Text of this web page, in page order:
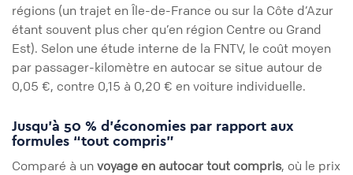
régions (un trajet en Île-de-France ou sur la Côte d’Azur
étant souvent plus cher qu’en région Centre ou Grand
Est). Selon une étude interne de la FNTV, le coût moyen
par passager-kilomètre en autocar se situe autour de
0,05 €, contre 0,15 à 0,20 € en voiture individuelle.
Jusqu’à 50 % d’économies par rapport aux
formules “tout compris”
Comparé à un voyage en autocar tout compris, où le prix